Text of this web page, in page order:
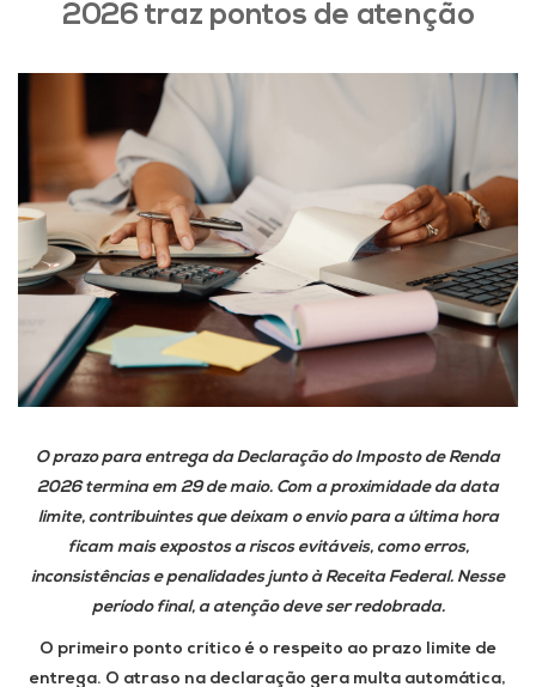
2026 traz pontos de atenção
O prazo para entrega da Declaração do Imposto de Renda
2026 termina em 29 de maio. Com a proximidade da data
limite, contribuintes que deixam o envio para a última hora
ficam mais expostos a riscos evitáveis, como erros,
inconsistências e penalidades junto à Receita Federal. Nesse
período final, a atenção deve ser redobrada.
O primeiro ponto crítico é o respeito ao prazo limite de
entrega. O atraso na declaração gera multa automática,